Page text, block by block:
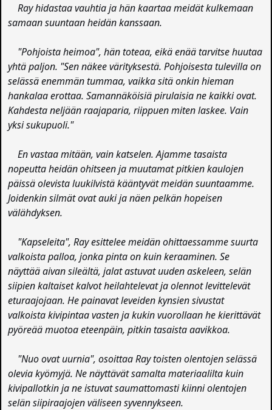
Ray hidastaa vauhtia ja hän kaartaa meidät kulkemaan
samaan suuntaan heidän kanssaan.
"Pohjoista heimoa", hän toteaa, eikä enää tarvitse huutaa
yhtä paljon. "Sen näkee värityksestä. Pohjoisesta tulevilla on
selässä enemmän tummaa, vaikka sitä onkin hieman
hankalaa erottaa. Samannäköisiä pirulaisia ne kaikki ovat.
Kahdesta neljään raajaparia, riippuen miten laskee. Vain
yksi sukupuoli."
En vastaa mitään, vain katselen. Ajamme tasaista
nopeutta heidän ohitseen ja muutamat pitkien kaulojen
päissä olevista luukilvistä kääntyvät meidän suuntaamme.
Joidenkin silmät ovat auki ja näen pelkän hopeisen
välähdyksen.
"Kapseleita", Ray esittelee meidän ohittaessamme suurta
valkoista palloa, jonka pinta on kuin keraaminen. Se
näyttää aivan sileältä, jalat astuvat uuden askeleen, selän
siipien kaltaiset kalvot heilahtelevat ja olennot levittelevät
eturaajojaan. He painavat leveiden kynsien sivustat
valkoista kivipintaa vasten ja kukin vuorollaan he kierittävät
pyöreää muotoa eteenpäin, pitkin tasaista aavikkoa.
"Nuo ovat uurnia", osoittaa Ray toisten olentojen selässä
olevia kyömyjä. Ne näyttävät samalta materiaalilta kuin
kivipallotkin ja ne istuvat saumattomasti kiinni olentojen
selän siipiraajojen väliseen syvennykseen.